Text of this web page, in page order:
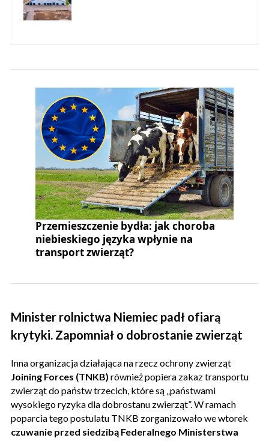
Przemieszczenie bydła: jak choroba
niebieskiego języka wpłynie na
transport zwierząt?
Minister rolnictwa Niemiec padł ofiarą
krytyki. Zapomniał o dobrostanie zwierząt
Inna organizacja działająca na rzecz ochrony zwierząt
Joining Forces (TNKB) również popiera zakaz transportu
zwierząt do państw trzecich, które są „państwami
wysokiego ryzyka dla dobrostanu zwierząt”. W ramach
poparcia tego postulatu TNKB zorganizowało we wtorek
czuwanie przed siedzibą Federalnego Ministerstwa